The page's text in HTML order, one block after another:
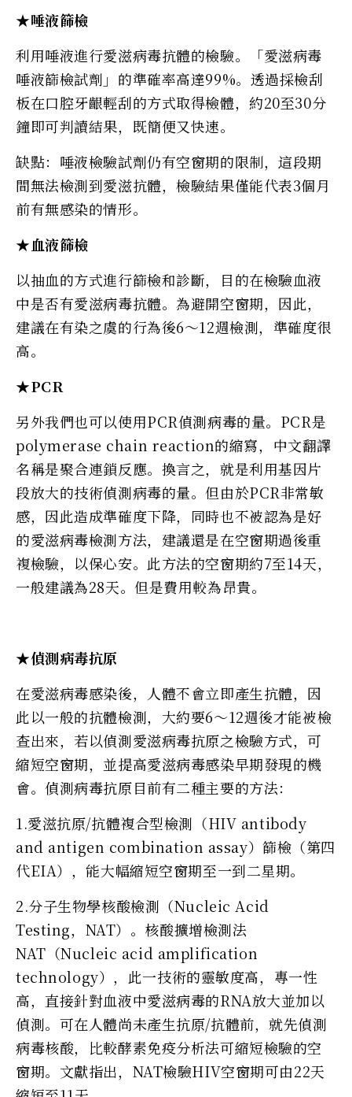
★唾液篩檢
利用唾液進行愛滋病毒抗體的檢驗。「愛滋病毒
唾液篩檢試劑」的準確率高達99%。透過採檢刮
板在口腔牙齦輕刮的方式取得檢體，約20至30分
鐘即可判讀結果，既簡便又快速。
缺點：唾液檢驗試劑仍有空窗期的限制，這段期
間無法檢測到愛滋抗體，檢驗結果僅能代表3個月
前有無感染的情形。
★血液篩檢
以抽血的方式進行篩檢和診斷，目的在檢驗血液
中是否有愛滋病毒抗體。為避開空窗期，因此，
建議在有染之虞的行為後6～12週檢測，準確度很
高。
★PCR
另外我們也可以使用PCR偵測病毒的量。PCR是
polymerase chain reaction的縮寫，中文翻譯
名稱是聚合連鎖反應。換言之，就是利用基因片
段放大的技術偵測病毒的量。但由於PCR非常敏
感，因此造成準確度下降，同時也不被認為是好
的愛滋病毒檢測方法，建議還是在空窗期過後重
複檢驗，以保心安。此方法的空窗期約7至14天，
一般建議為28天。但是費用較為昂貴。
★偵測病毒抗原
在愛滋病毒感染後，人體不會立即產生抗體，因
此以一般的抗體檢測，大約要6～12週後才能被檢
查出來，若以偵測愛滋病毒抗原之檢驗方式，可
縮短空窗期，並提高愛滋病毒感染早期發現的機
會。偵測病毒抗原目前有二種主要的方法：
1.愛滋抗原/抗體複合型檢測（HIV antibody
and antigen combination assay）篩檢（第四
代EIA），能大幅縮短空窗期至一到二星期。
2.分子生物學核酸檢測（Nucleic Acid
Testing，NAT）。核酸擴增檢測法
NAT（Nucleic acid amplification
technology），此一技術的靈敏度高，專一性
高，直接針對血液中愛滋病毒的RNA放大並加以
偵測。可在人體尚未產生抗原/抗體前，就先偵測
病毒核酸，比較酵素免疫分析法可縮短檢驗的空
窗期。文獻指出，NAT檢驗HIV空窗期可由22天